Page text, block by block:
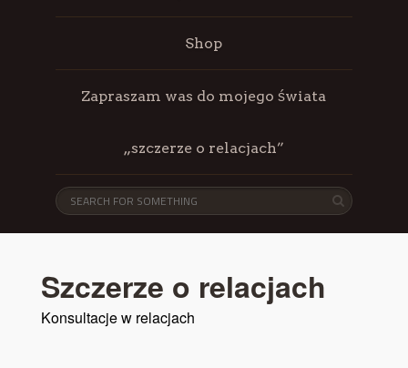
Shop
Zapraszam was do mojego świata
„szczerze o relacjach”
Szczerze o relacjach
Konsultacje w relacjach